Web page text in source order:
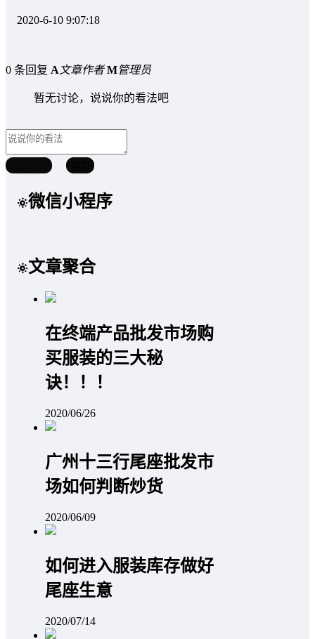
2020-6-10 9:07:18
0 条回复 A文章作者 M管理员
暂无讨论，说说你的看法吧
微信小程序
文章聚合
在终端产品批发市场购
买服装的三大秘
诀！！！
2020/06/26
广州十三行尾座批发市
场如何判断炒货
2020/06/09
如何进入服装库存做好
尾座生意
2020/07/14